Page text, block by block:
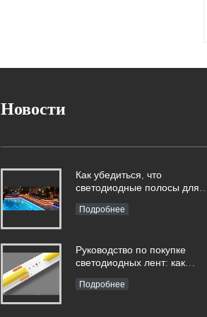
Новости
Как убедиться, что
светодиодные полосы для
Подробнее
Руководство по покупке
светодиодных лент: как
светодиодные ленты?
Подробнее